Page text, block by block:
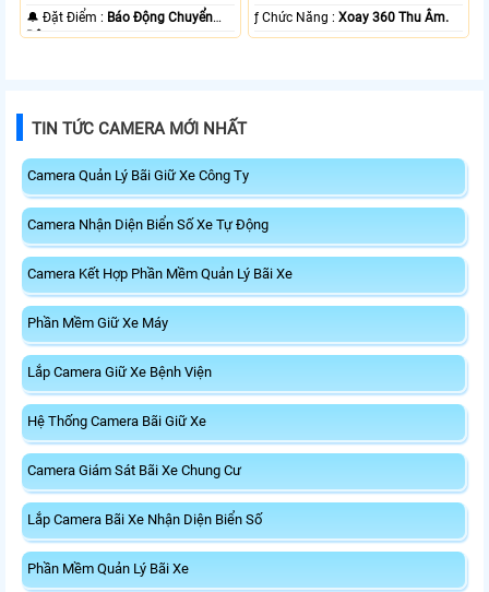
️🔔 Đặt Điểm : Báo Động Chuyển
Động.
️ƒ Chức Năng :Xoay 360 Thu Âm.
TIN TỨC CAMERA MỚI NHẤT
Camera Quản Lý Bãi Giữ Xe Công Ty
Camera Nhận Diện Biển Số Xe Tự Động
Camera Kết Hợp Phần Mềm Quản Lý Bãi Xe
Phần Mềm Giữ Xe Máy
Lắp Camera Giữ Xe Bệnh Viện
Hệ Thống Camera Bãi Giữ Xe
Camera Giám Sát Bãi Xe Chung Cư
Lắp Camera Bãi Xe Nhận Diện Biển Số
Phần Mềm Quản Lý Bãi Xe